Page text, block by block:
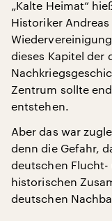
„Kalte Heimat“
Historiker
dieses Kapitel der
Zentrum sollte
entstehen.
Aber das war
denn die Gefahr,
deutschen
historischen
deutschen